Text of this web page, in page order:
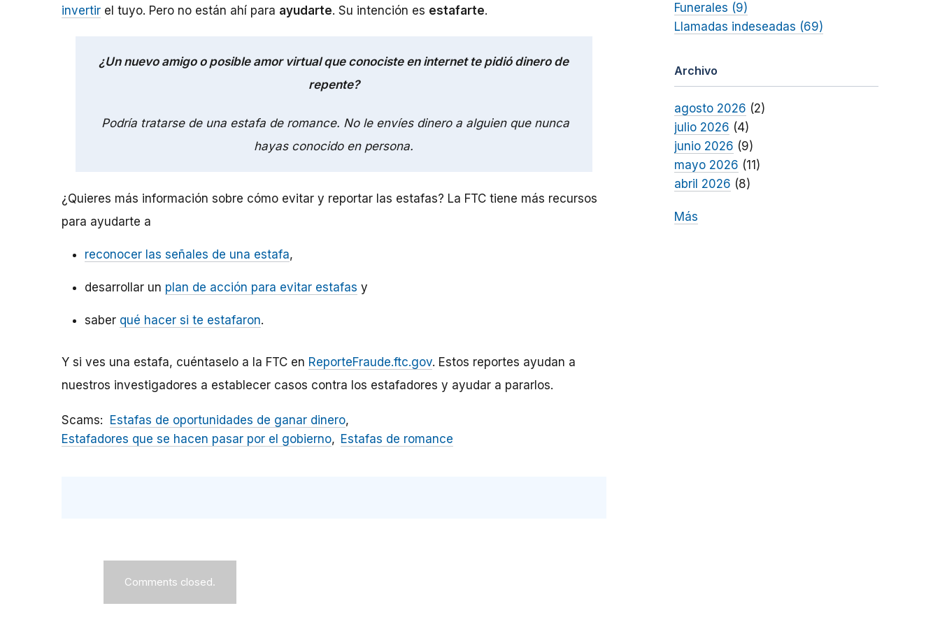
invertir el tuyo. Pero no están ahí para ayudarte. Su intención es estafarte.
¿Un nuevo amigo o posible amor virtual que conociste en internet te pidió dinero de
repente?
Podría tratarse de una estafa de romance. No le envíes dinero a alguien que nunca
hayas conocido en persona.
¿Quieres más información sobre cómo evitar y reportar las estafas? La FTC tiene más recursos
para ayudarte a
reconocer las señales de una estafa,
desarrollar un plan de acción para evitar estafas y
saber qué hacer si te estafaron.
Y si ves una estafa, cuéntaselo a la FTC en ReporteFraude.ftc.gov. Estos reportes ayudan a
nuestros investigadores a establecer casos contra los estafadores y ayudar a pararlos.
Scams
Estafas de oportunidades de ganar dinero
Estafadores que se hacen pasar por el gobierno
Estafas de romance
Comments closed.
Funerales (9)
Llamadas indeseadas (69)
Archivo
agosto 2026 (2)
julio 2026 (4)
junio 2026 (9)
mayo 2026 (11)
abril 2026 (8)
Más